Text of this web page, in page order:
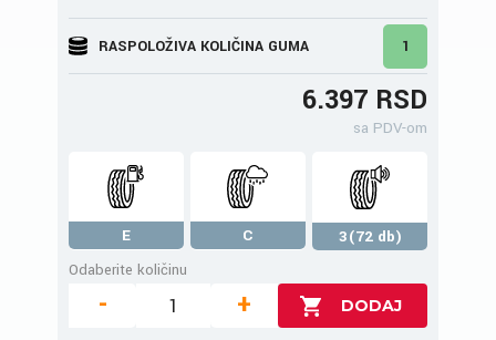
RASPOLOŽIVA KOLIČINA GUMA 1
6.397 RSD
sa PDV-om
E C
3(72 db)
Odaberite količinu
- +